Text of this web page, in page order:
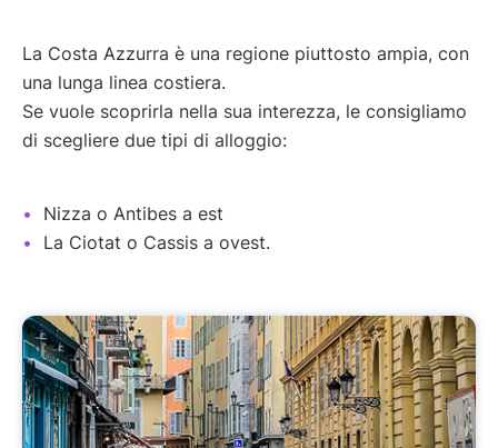
La Costa Azzurra è una regione piuttosto ampia, con
una lunga linea costiera.
Se vuole scoprirla nella sua interezza, le consigliamo
di scegliere due tipi di alloggio:
Nizza o Antibes a est
La Ciotat o Cassis a ovest.